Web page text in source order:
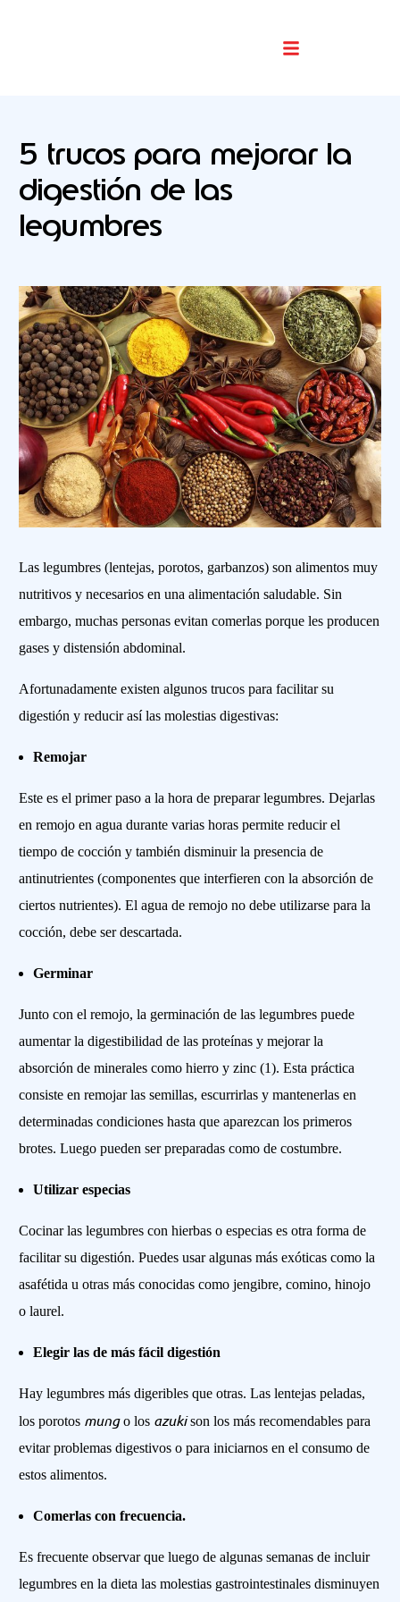
5 trucos para mejorar la
digestión de las
legumbres
Las legumbres (lentejas, porotos, garbanzos) son alimentos muy
nutritivos y necesarios en una alimentación saludable. Sin
embargo, muchas personas evitan comerlas porque les producen
gases y distensión abdominal.
Afortunadamente existen algunos trucos para facilitar su
digestión y reducir así las molestias digestivas:
Remojar
Este es el primer paso a la hora de preparar legumbres. Dejarlas
en remojo en agua durante varias horas permite reducir el
tiempo de cocción y también disminuir la presencia de
antinutrientes (componentes que interfieren con la absorción de
ciertos nutrientes). El agua de remojo no debe utilizarse para la
cocción, debe ser descartada.
Germinar
Junto con el remojo, la germinación de las legumbres puede
aumentar la digestibilidad de las proteínas y mejorar la
absorción de minerales como hierro y zinc (1). Esta práctica
consiste en remojar las semillas, escurrirlas y mantenerlas en
determinadas condiciones hasta que aparezcan los primeros
brotes. Luego pueden ser preparadas como de costumbre.
Utilizar especias
Cocinar las legumbres con hierbas o especias es otra forma de
facilitar su digestión. Puedes usar algunas más exóticas como la
asafétida u otras más conocidas como jengibre, comino, hinojo
o laurel.
Elegir las de más fácil digestión
Hay legumbres más digeribles que otras. Las lentejas peladas,
los porotos mungo los azukison los más recomendables para
evitar problemas digestivos o para iniciarnos en el consumo de
estos alimentos.
Comerlas con frecuencia.
Es frecuente observar que luego de algunas semanas de incluir
legumbres en la dieta las molestias gastrointestinales disminuyen